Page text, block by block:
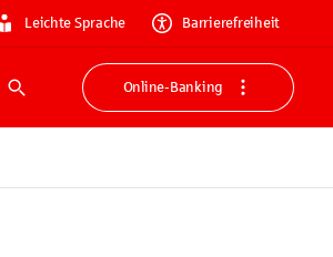
Leichte Sprache Barrierefreiheit
Suche
Online-Banking